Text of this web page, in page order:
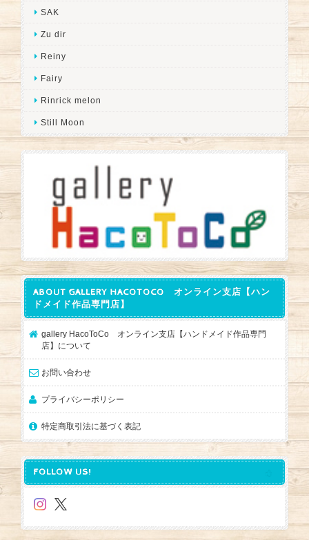
SAK
Zu dir
Reiny
Fairy
Rinrick melon
Still Moon
ABOUT GALLERY HACOTOCO オンライン支店【ハン
ドメイド作品専門店】
gallery HacoToCo オンライン支店【ハンドメイド作品専門
店】について
お問い合わせ
プライバシーポリシー
特定商取引法に基づく表記
FOLLOW US!